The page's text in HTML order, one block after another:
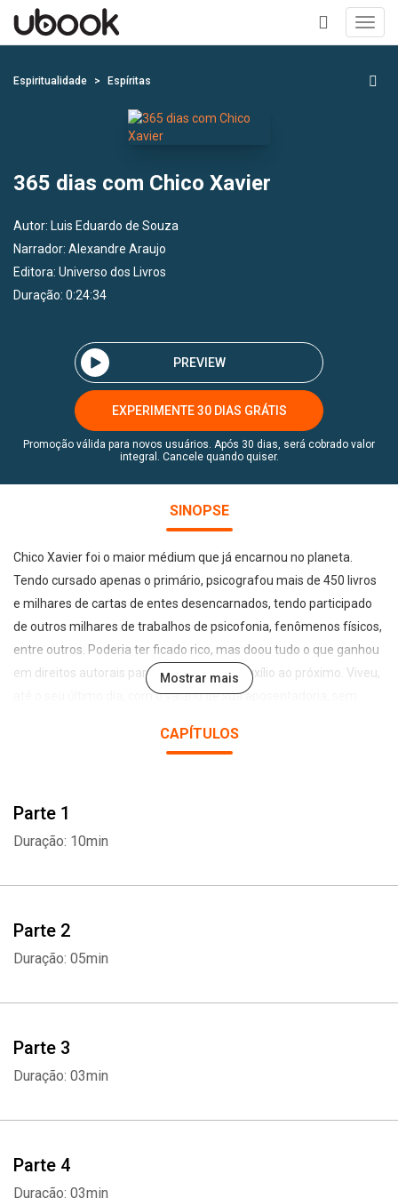
+
Espiritualidade Espíritas
365 dias com Chico Xavier
Autor: Luis Eduardo de Souza
Narrador: Alexandre Araujo
Editora: Universo dos Livros
Duração: 0:24:34
PREVIEW
EXPERIMENTE 30 DIAS GRÁTIS
Promoção válida para novos usuários. Após 30 dias, será cobrado valor
integral. Cancele quando quiser.
SINOPSE
Chico Xavier foi o maior médium que já encarnou no planeta.
Tendo cursado apenas o primário, psicografou mais de 450 livros
e milhares de cartas de entes desencarnados, tendo participado
de outros milhares de trabalhos de psicofonia, fenômenos físicos,
entre outros. Poderia ter ficado rico, mas doou tudo o que ganhou
em direitos autorais para instituições de auxílio ao próximo. Viveu,
até o seu último dia, com o salário de sua aposentadoria, sem
tendo exemplificado até o último dia de vida a humildade e a
e não há uma ordem para que as mensagens sejam lidas. A
proposta é que você possa abrir o livro em qualquer página e
Mostrar mais
CAPÍTULOS
Parte 1
Duração: 10min
Parte 2
Duração: 05min
Parte 3
Duração: 03min
Parte 4
Duração: 03min